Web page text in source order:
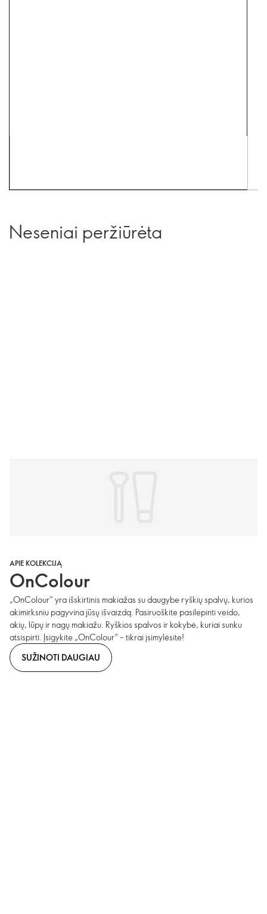
Neseniai peržiūrėta
APIE KOLEKCIJĄ
OnColour
„OnColour“ yra išskirtinis makiažas su daugybe ryškių spalvų, kurios
akimirksniu pagyvina jūsų išvaizdą. Pasiruoškite pasilepinti veido,
akių, lūpų ir nagų makiažu. Ryškios spalvos ir kokybė, kuriai sunku
atsispirti. Įsigykite „OnColour“ – tikrai įsimylėsite!
SUŽINOTI DAUGIAU